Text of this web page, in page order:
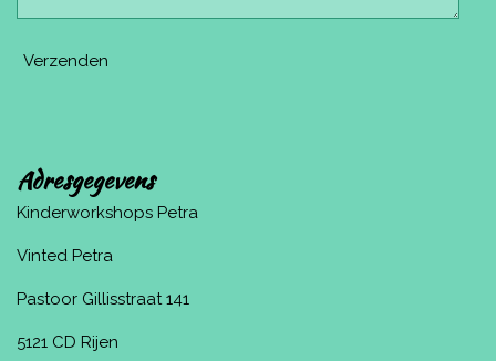
Verzenden
Adresgegevens
Kinderworkshops Petra
Vinted Petra
Pastoor Gillisstraat 141
5121 CD Rijen